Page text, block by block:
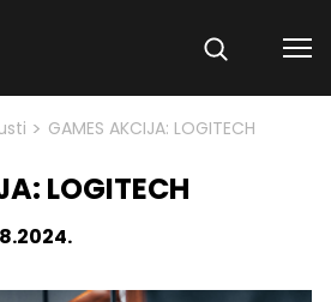
> GAMES AKCIJA: LOGITECH
LOGITECH